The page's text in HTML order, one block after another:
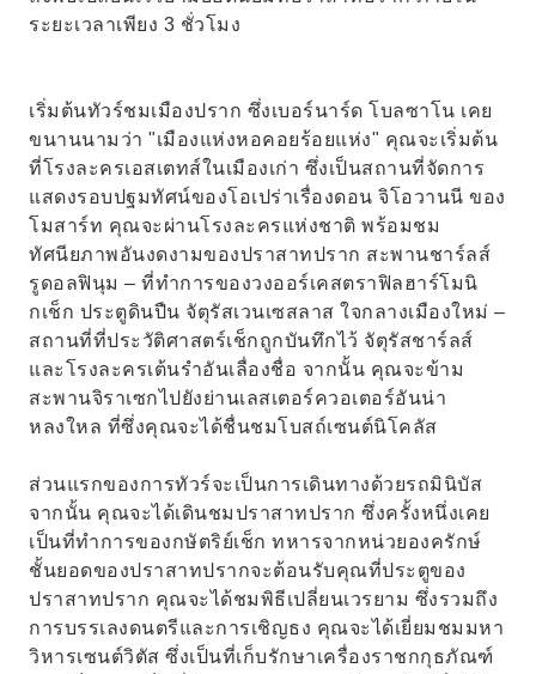
ระยะเวลาเพียง 3 ชั่วโมง
เริ่มต้นทัวร์ชมเมืองปราก ซึ่งเบอร์นาร์ด โบลซาโน เคย
ขนานนามว่า "เมืองแห่งหอคอยร้อยแห่ง" คุณจะเริ่มต้น
ที่โรงละครเอสเตทส์ในเมืองเก่า ซึ่งเป็นสถานที่จัดการ
แสดงรอบปฐมทัศน์ของโอเปร่าเรื่องดอน จิโอวานนี ของ
โมสาร์ท คุณจะผ่านโรงละครแห่งชาติ พร้อมชม
ทัศนียภาพอันงดงามของปราสาทปราก สะพานชาร์ลส์
รูดอลฟินุม – ที่ทำการของวงออร์เคสตราฟิลฮาร์โมนิ
กเช็ก ประตูดินปืน จัตุรัสเวนเซสลาส ใจกลางเมืองใหม่ –
สถานที่ที่ประวัติศาสตร์เช็กถูกบันทึกไว้ จัตุรัสชาร์ลส์
และโรงละครเต้นรำอันเลื่องชื่อ จากนั้น คุณจะข้าม
สะพานจิราเซกไปยังย่านเลสเตอร์ควอเตอร์อันน่า
หลงใหล ที่ซึ่งคุณจะได้ชื่นชมโบสถ์เซนต์นิโคลัส
ส่วนแรกของการทัวร์จะเป็นการเดินทางด้วยรถมินิบัส
จากนั้น คุณจะได้เดินชมปราสาทปราก ซึ่งครั้งหนึ่งเคย
เป็นที่ทำการของกษัตริย์เช็ก ทหารจากหน่วยองครักษ์
ชั้นยอดของปราสาทปรากจะต้อนรับคุณที่ประตูของ
ปราสาทปราก คุณจะได้ชมพิธีเปลี่ยนเวรยาม ซึ่งรวมถึง
การบรรเลงดนตรีและการเชิญธง คุณจะได้เยี่ยมชมมหา
วิหารเซนต์วิตัส ซึ่งเป็นที่เก็บรักษาเครื่องราชกกุธภัณฑ์